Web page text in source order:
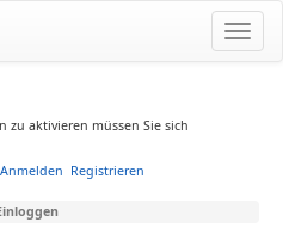
zu aktivieren müssen Sie sich
Anmelden Registrieren